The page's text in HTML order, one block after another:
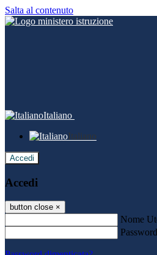
Salta al contenuto
Italiano
Italiano
Accedi
Accedi
button close ×
Nome
Password